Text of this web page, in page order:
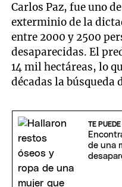
Carlos Paz, fue uno
exterminio de la
entre 2000 y 2500
desaparecidas. El
14 mil hectáreas, lo
décadas la búsqueda
TE
de una